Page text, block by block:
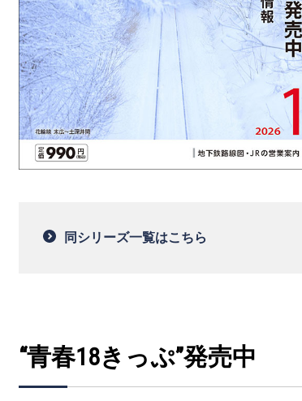
同シリーズ一覧はこちら
“青春18きっぷ”発売中